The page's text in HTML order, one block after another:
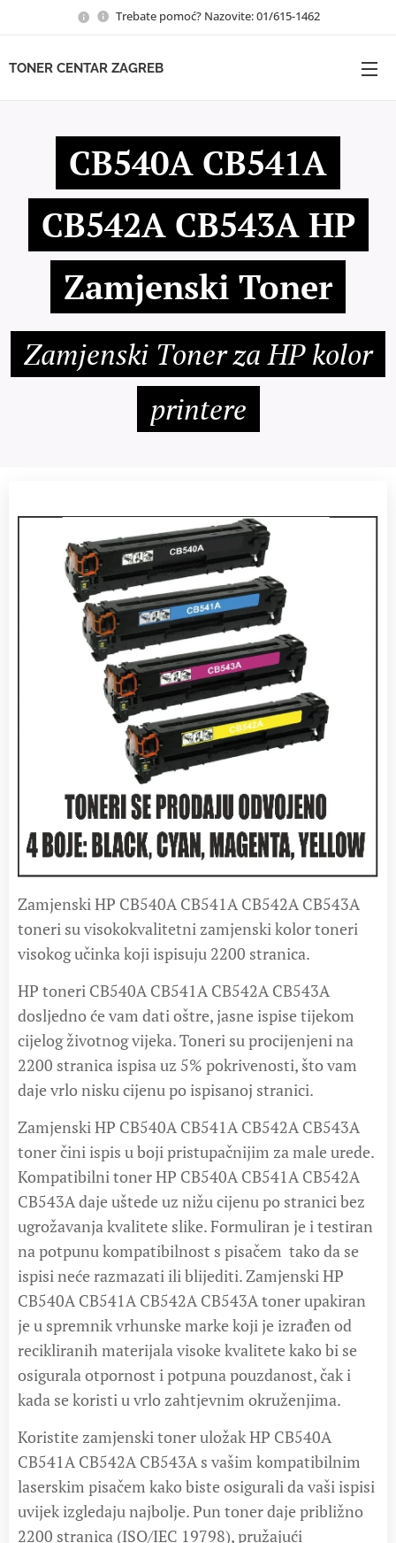
Trebate pomoć? Nazovite: 01/615-1462
TONER CENTAR ZAGREB
CB540A CB541A
CB542A CB543A HP
Zamjenski Toner
Zamjenski Toner za HP kolor
printere
Zamjenski HP CB540A CB541A CB542A CB543A
toneri su visokokvalitetni zamjenski kolor toneri
visokog učinka koji ispisuju 2200 stranica.
HP toneri CB540A CB541A CB542A CB543A
dosljedno će vam dati oštre, jasne ispise tijekom
cijelog životnog vijeka. Toneri su procijenjeni na
2200 stranica ispisa uz 5% pokrivenosti, što vam
daje vrlo nisku cijenu po ispisanoj stranici.
Zamjenski HP CB540A CB541A CB542A CB543A
toner čini ispis u boji pristupačnijim za male urede.
Kompatibilni toner HP CB540A CB541A CB542A
CB543A daje uštede uz nižu cijenu po stranici bez
ugrožavanja kvalitete slike. Formuliran je i testiran
na potpunu kompatibilnost s pisačem tako da se
ispisi neće razmazati ili blijediti. Zamjenski HP
CB540A CB541A CB542A CB543A toner upakiran
je u spremnik vrhunske marke koji je izrađen od
recikliranih materijala visoke kvalitete kako bi se
osigurala otpornost i potpuna pouzdanost, čak i
kada se koristi u vrlo zahtjevnim okruženjima.
Koristite zamjenski toner uložak HP CB540A
CB541A CB542A CB543A s vašim kompatibilnim
laserskim pisačem kako biste osigurali da vaši ispisi
uvijek izgledaju najbolje. Pun toner daje približno
2200 stranica (ISO/IEC 19798), pružajući